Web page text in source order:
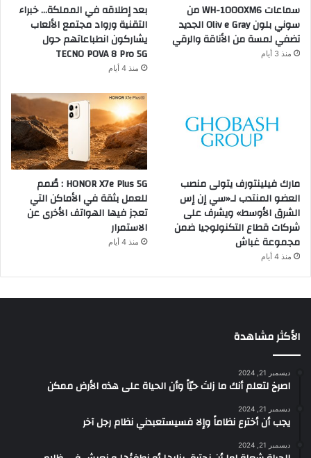
سماعات WH-1000XM6 من
سوني بلون Oliv e Gray الجديد
تضفي لمسة من الأناقة والرقي
منذ 3 أيام
بعد إطلاقه في المملكة… خبراء
التقنية ورواد مجتمع الألعاب
يشاركون انطباعاتهم حول
TECNO POVA 8 Pro 5G
منذ 4 أيام
مارك فيلينتورف يتولى منصب
العضو المنتدب لـ«سي إن إس
الشرق الأوسط» ويشرف على
شركات قطاع التكنولوجيا ضمن
مجموعة غباش
منذ 4 أيام
HONOR X7e Plus 5G : صُمم
للعمل بثقة في الأماكن التي
تعجز فيها الهواتف الأخرى عن
الاستمرار
منذ 4 أيام
الأكثر مشاهدة
ديسمبر 21, 2024
‫اصرخ لتعلم أنك ما زلتَ حيّاً وأن الحياة على هذه الأرض ممكن
ديسمبر 21, 2024
يجب أن أخترع نظاماً وإلا فسيستعبدني نظام رجل آخر
ديسمبر 21, 2024